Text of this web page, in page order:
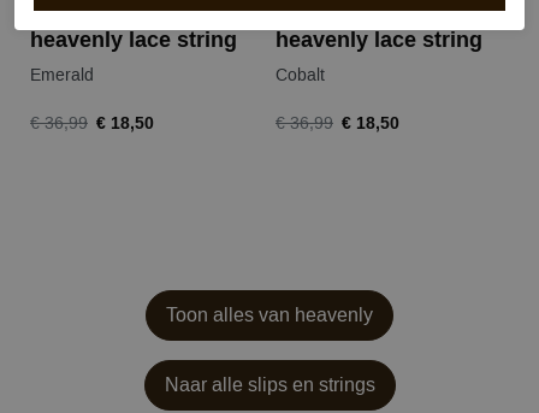
heavenly lace string
Emerald
€ 36,99 € 18,50
heavenly lace string
Cobalt
€ 36,99 € 18,50
Toon alles van heavenly
Naar alle slips en strings